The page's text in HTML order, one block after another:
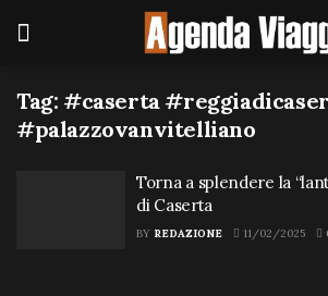
Tag: #caserta
#palazzovanvitelliano
Torna a splendere la
di Caserta
BY REDAZIONE 11/02/2025